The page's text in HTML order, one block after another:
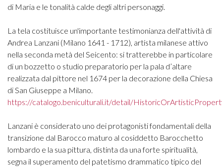
di Maria e le tonalità calde degli altri personaggi.
La tela costituisce un'importante testimonianza dell'attività di
Andrea Lanzani (Milano 1641 - 1712), artista milanese attivo
nella seconda metà del Seicento: si tratterebbe in particolare
di un bozzetto o studio preparatorio per la pala d’altare
realizzata dal pittore nel 1674 per la decorazione della Chiesa
di San Giuseppe a Milano.
https://catalogo.beniculturali.it/detail/
Lanzani è considerato uno dei protagonisti fondamentali della
transizione dal Barocco maturo al cosiddetto Barocchetto
lombardo e la sua pittura, distinta da una forte spiritualità,
segna il superamento del patetismo drammatico tipico del